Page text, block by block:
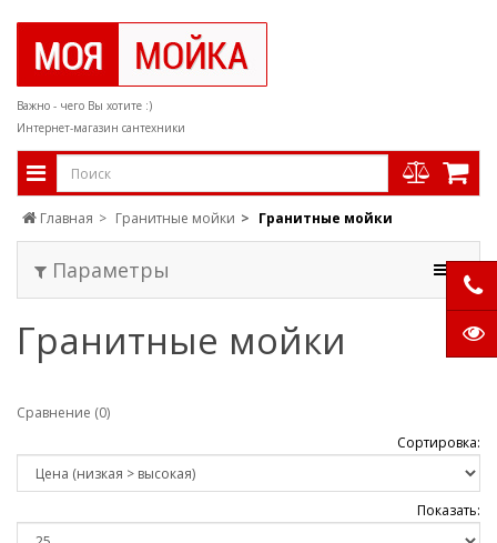
Важно - чего Вы хотите :)
Интернет-магазин сантехники
Главная Гранитные мойки Гранитные мойки
Параметры
Гранитные мойки
Сравнение (0)
Сортировка:
Показать: